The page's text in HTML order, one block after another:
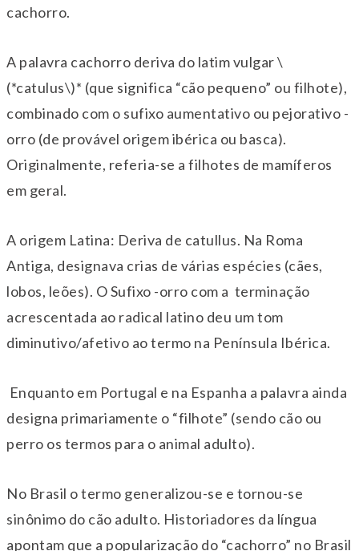
cachorro.
A palavra cachorro deriva do latim vulgar \
(*catulus\)* (que significa “cão pequeno” ou filhote),
combinado com o sufixo aumentativo ou pejorativo -
orro (de provável origem ibérica ou basca).
Originalmente, referia-se a filhotes de mamíferos
em geral.
A origem Latina: Deriva de catullus. Na Roma
Antiga, designava crias de várias espécies (cães,
lobos, leões). O Sufixo -orro com a terminação
acrescentada ao radical latino deu um tom
diminutivo/afetivo ao termo na Península Ibérica.
Enquanto em Portugal e na Espanha a palavra ainda
designa primariamente o “filhote” (sendo cão ou
perro os termos para o animal adulto).
No Brasil o termo generalizou-se e tornou-se
sinônimo do cão adulto. Historiadores da língua
apontam que a popularização do “cachorro” no Brasil